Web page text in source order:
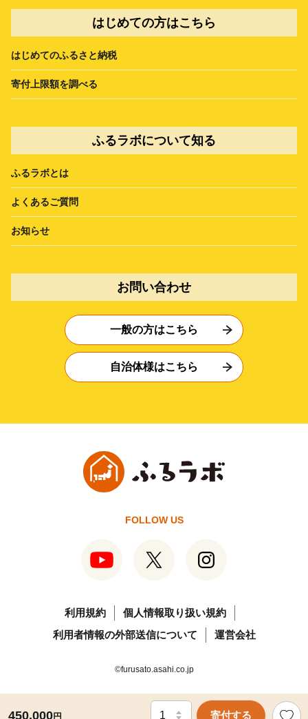
450,000円 寄付する
はじめての方はこちら
はじめてのふるさと納税
寄付上限額を調べる
ふるラボについて知る
ふるラボとは
よくあるご質問
お知らせ
お問い合わせ
一般の方はこちら
自治体様はこちら
FOLLOW US
利用規約
個人情報取り扱い規約
利用者情報の外部送信について
運営会社
©furusato.asahi.co.jp